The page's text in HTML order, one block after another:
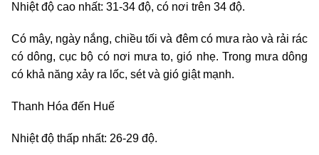
Nhiệt độ cao nhất: 31-34 độ, có nơi trên 34 độ.
Có mây, ngày nắng, chiều tối và đêm có mưa rào và rải rác
có dông, cục bộ có nơi mưa to, gió nhẹ. Trong mưa dông
có khả năng xảy ra lốc, sét và gió giật mạnh.
Thanh Hóa đến Huế
Nhiệt độ thấp nhất: 26-29 độ.